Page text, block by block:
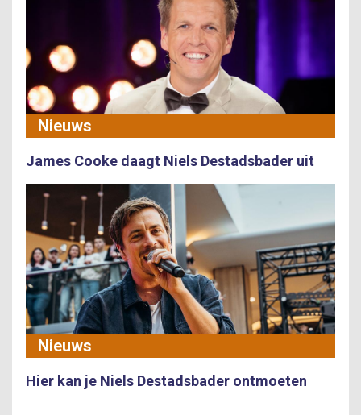
Nieuws
James Cooke daagt Niels Destadsbader uit
Nieuws
Hier kan je Niels Destadsbader ontmoeten